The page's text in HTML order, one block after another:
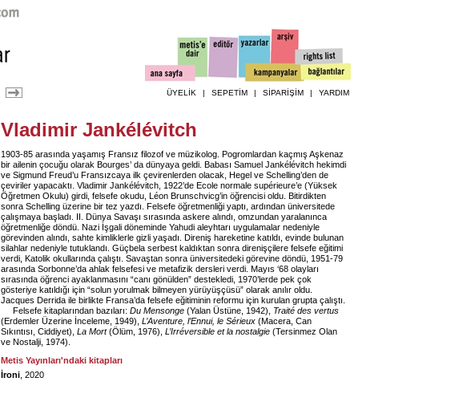
ÜYELİK | SEPETİM | SİPARİŞİM | YARDIM
Vladimir Jankélévitch
1903-85 arasında yaşamış Fransız filozof ve müzikolog. Pogromlardan kaçmış Aşkenaz
bir ailenin çocuğu olarak Bourges’ da dünyaya geldi. Babası Samuel Jankélévitch hekimdi
ve Sigmund Freud’u Fransızcaya ilk çevirenlerden olacak, Hegel ve Schelling’den de
çeviriler yapacaktı. Vladimir Jankélévitch, 1922’de Ecole normale supérieure’e (Yüksek
Öğretmen Okulu) girdi, felsefe okudu, Léon Brunschvicg’in öğrencisi oldu. Bitirdikten
sonra Schelling üzerine bir tez yazdı. Felsefe öğretmenliği yaptı, ardından üniversitede
çalışmaya başladı. II. Dünya Savaşı sırasında askere alındı, omzundan yaralanınca
öğretmenliğe döndü. Nazi İşgali döneminde Yahudi aleyhtarı uygulamalar nedeniyle
görevinden alındı, sahte kimliklerle gizli yaşadı. Direniş hareketine katıldı, evinde bulunan
silahlar nedeniyle tutuklandı. Güçbela serbest kaldıktan sonra direnişçilere felsefe eğitimi
verdi, Katolik okullarında çalıştı. Savaştan sonra üniversitedeki görevine döndü, 1951-79
arasında Sorbonne’da ahlak felsefesi ve metafizik dersleri verdi. Mayıs ‘68 olayları
sırasında öğrenci ayaklanmasını “canı gönülden” destekledi, 1970’lerde pek çok
gösteriye katıldığı için “solun yorulmak bilmeyen yürüyüşçüsü” olarak anılır oldu.
Jacques Derrida ile birlikte Fransa’da felsefe eğitiminin reformu için kurulan grupta çalıştı.
Felsefe kitaplarından bazıları: Du Mensonge (Yalan Üstüne, 1942), Traité des vertus
(Erdemler Üzerine İnceleme, 1949), L’Aventure, l’Ennui, le Sérieux (Macera, Can
Sıkıntısı, Ciddiyet), La Mort(Ölüm, 1976), L’Irréversible et la nostalgie (Tersinmez Olan
ve Nostalji, 1974).
Metis Yayınları'ndaki kitapları
İroni , 2020